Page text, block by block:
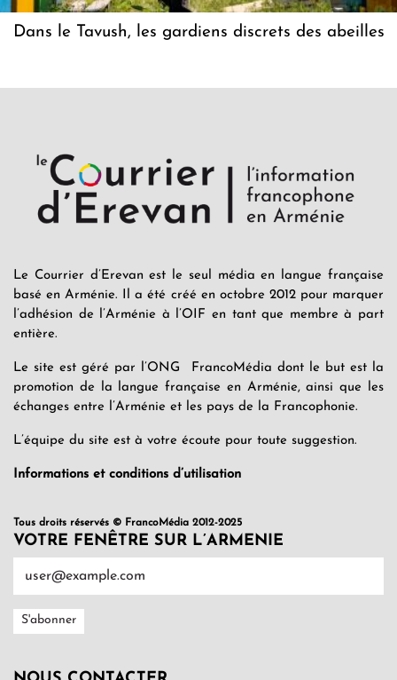
Dans le Tavush, les gardiens discrets des abeilles
Le Courrier d’Erevan est le seul média en langue française
basé en Arménie. Il a été créé en octobre 2012 pour marquer
l’adhésion de l’Arménie à l’OIF en tant que membre à part
entière.
Le site est géré par l’ONG FrancoMédia dont le but est la
promotion de la langue française en Arménie, ainsi que les
échanges entre l’Arménie et les pays de la Francophonie.
L’équipe du site est à votre écoute pour toute suggestion.
Informations et conditions d’utilisation
Tous droits réservés © FrancoMédia 2012-2025
VOTRE FENÊTRE SUR L’ARMENIE